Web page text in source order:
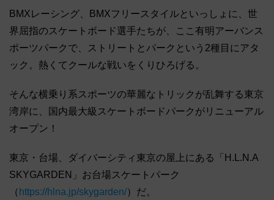
BMXレーシング、BMXフリースタイルといっしょに、世
界屈指のスケートボード選手たちが、ここ有明アーバンス
ポーツパークで、ストリートとパークという2種目にアタ
ック。熱くてクールな戦いをくりひろげる。
そんな横乗り系スポーツの華麗なトリックが乱舞する東京
湾岸に、国内最大級スケートボードパークがリニューアル
オープン！
東京・台場、ダイバーシティ東京の屋上にある「H.L.N.A
SKYGARDEN」お台場スケートパーク
（ https://hlna.jp/skygarden/）だ。